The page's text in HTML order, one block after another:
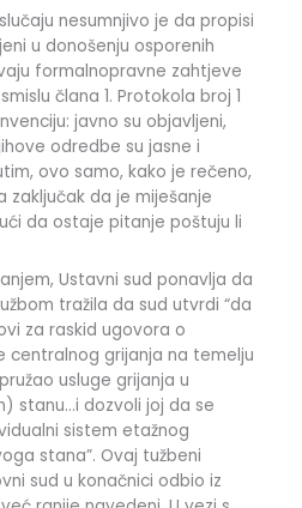
nesumnjivo je da propisi
u donošenju osporenih
formalno­pravne zahtjeve
člana 1. Protokola broj 1
javno su objavljeni,
odredbe su jasne i
ovo samo, kako je rečeno,
zaključak da je miješanje
da ostaje pitanje poštuju li
Ustavni sud ponavlja da
tražila da sud utvrdi “da
za raskid ugovora o
centralnog grijanja na temelju
usluge grijanja u
stanu…i dozvoli joj da se
sistem etažnog
stana”. Ovaj tužbeni
sud u konačnici odbio iz